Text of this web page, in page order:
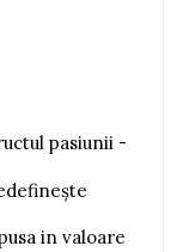
pasiunii -
in valoare